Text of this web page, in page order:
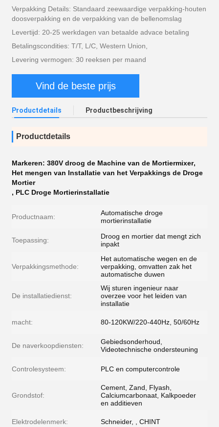
Verpakking Details: Standaard zeewaardige verpakking-houten
doosverpakking en de verpakking van de bellenomslag
Levertijd: 20-25 werkdagen van betaalde advace betaling
Betalingscondities: T/T, L/C, Western Union,
Levering vermogen: 30 reeksen per maand
Vind de beste prijs
Productdetails Productbeschrijving
Productdetails
Markeren: 380V droog de Machine van de Mortiermixer,
Het mengen van Installatie van het Verpakkings de Droge
Mortier
, PLC Droge Mortierinstallatie
Productnaam:
Automatische droge
mortierinstallatie
Toepassing:
Droog en mortier dat mengt zich
inpakt
Verpakkingsmethode:
Het automatische wegen en de
verpakking, omvatten zak het
automatische duwen
De installatiedienst:
Wij sturen ingenieur naar
overzee voor het leiden van
installatie
macht: 80-120KW/220-440Hz, 50/60Hz
De naverkoopdiensten:
Gebiedsonderhoud,
Videotechnische ondersteuning
Controlesysteem: PLC en computercontrole
Grondstof:
Cement, Zand, Flyash,
Calciumcarbonaat, Kalkpoeder
en additieven
Elektrodelenmerk: Schneider, , CHINT